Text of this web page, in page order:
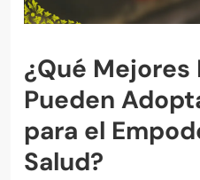
¿Qué
Pueden
para el
Salud?